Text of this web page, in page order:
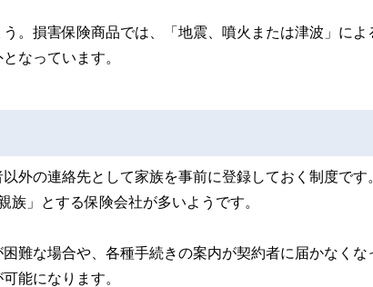
。損害保険商品では、「地震、噴火または津波」に
なっています。
以外の連絡先として家族を事前に登録しておく制度で
族」とする保険会社が多いようです。
難な場合や、各種手続きの案内が契約者に届かなく
能になります。